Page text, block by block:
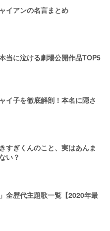
イアンの名言まとめ
当に泣ける劇場公開作品TOP5
イ子を徹底解剖！本名に隠さ
すぎくんのこと、実はあんま
い？
全歴代主題歌一覧【2020年最